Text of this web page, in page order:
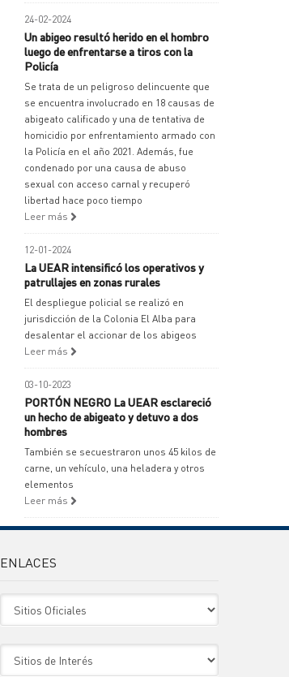
24-02-2024
Un abigeo resultó herido en el hombro
luego de enfrentarse a tiros con la
Policía
Se trata de un peligroso delincuente que
se encuentra involucrado en 18 causas de
abigeato calificado y una de tentativa de
homicidio por enfrentamiento armado con
la Policía en el año 2021. Además, fue
condenado por una causa de abuso
sexual con acceso carnal y recuperó
libertad hace poco tiempo
Leer más
12-01-2024
La UEAR intensificó los operativos y
patrullajes en zonas rurales
El despliegue policial se realizó en
jurisdicción de la Colonia El Alba para
desalentar el accionar de los abigeos
Leer más
03-10-2023
PORTÓN NEGRO La UEAR esclareció
un hecho de abigeato y detuvo a dos
hombres
También se secuestraron unos 45 kilos de
carne, un vehículo, una heladera y otros
elementos
Leer más
ENLACES